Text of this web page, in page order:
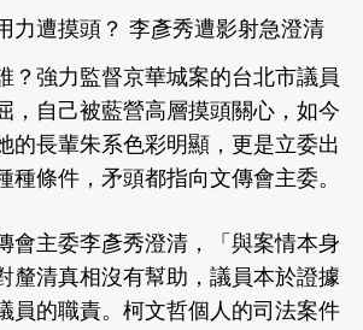
力遭摸頭？ 李彥秀遭影射急澄清
？強力監督京華城案的台北市議員
，自己被藍營高層摸頭關心，如今
的長輩朱系色彩明顯，更是立委出
種條件，矛頭都指向文傳會主委。
會主委李彥秀澄清，「與案情本身
釐清真相沒有幫助，議員本於證據
員的職責。柯文哲個人的司法案件